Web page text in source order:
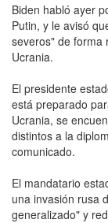
Biden habló ayer
Putin, y le avisó
severos" de forma
Ucrania.
El presidente
está preparado
Ucrania, se
distintos a la
comunicado.
El mandatario
una invasión rusa
generalizado" y